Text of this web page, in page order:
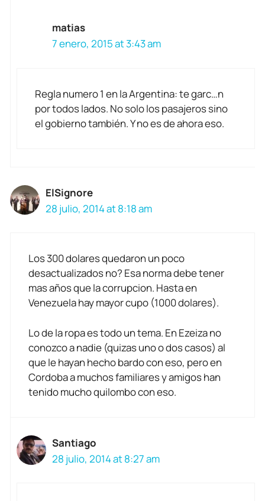
matias
7 enero, 2015 at 3:43 am
Regla numero 1 en la Argentina: te garc…n
por todos lados. No solo los pasajeros sino
el gobierno también. Y no es de ahora eso.
ElSignore
28 julio, 2014 at 8:18 am
Los 300 dolares quedaron un poco
desactualizados no? Esa norma debe tener
mas años que la corrupcion. Hasta en
Venezuela hay mayor cupo (1000 dolares).
Lo de la ropa es todo un tema. En Ezeiza no
conozco a nadie (quizas uno o dos casos) al
que le hayan hecho bardo con eso, pero en
Cordoba a muchos familiares y amigos han
tenido mucho quilombo con eso.
Santiago
28 julio, 2014 at 8:27 am